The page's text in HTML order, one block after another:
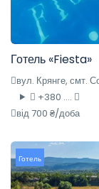
Готель «Fiesta»
вул. Крянге, смт.
+380 ....
від 700 ₴/доба
Готель